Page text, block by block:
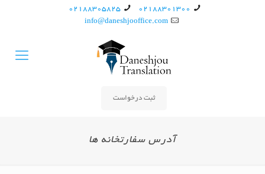
02188301300
02188305825
info@daneshjooffice.com
ثبت درخواست
آدرس سفارتخانه ها